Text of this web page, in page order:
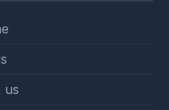
us